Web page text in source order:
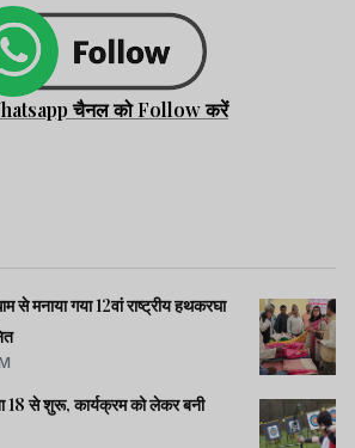
चैनल को Follow करें
मनाया गया 12वां राष्ट्रीय हथकरघा
18 से शुरू, कार्यक्रम को लेकर बनी